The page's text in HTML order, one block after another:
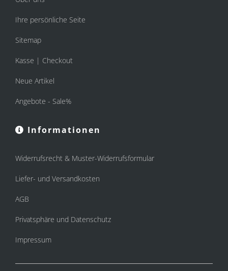
Ihre persönliche Seite
Sitemap
Kasse | Checkout
Neue Artikel
Angebote - Sale%
Informationen
Widerrufsrecht & Muster-Widerrufsformular
Liefer- und Versandkosten
AGB
Privatsphäre und Datenschutz
Impressum